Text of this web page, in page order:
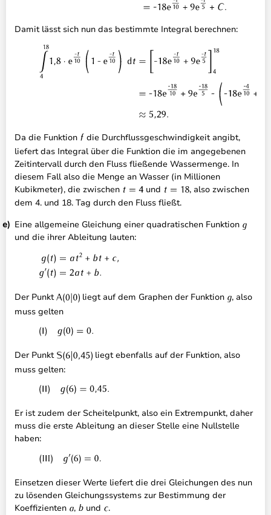
Damit lässt sich nun das bestimmte Integral berechnen:
Da die Funktion
die Durchflussgeschwindigkeit angibt,
liefert das Integral über die Funktion die im angegebenen
Zeitintervall durch den Fluss fließende Wassermenge. In
diesem Fall also die Menge an Wasser (in Millionen
Kubikmeter), die zwischen
und
, also zwischen
dem 4. und 18. Tag durch den Fluss fließt.
Eine allgemeine Gleichung einer quadratischen Funktion
und die ihrer Ableitung lauten:
Der Punkt liegt auf dem Graphen der Funktion
, also
muss gelten
Der Punkt
liegt ebenfalls auf der Funktion, also
muss gelten:
Er ist zudem der Scheitelpunkt, also ein Extrempunkt, daher
muss die erste Ableitung an dieser Stelle eine Nullstelle
haben:
Einsetzen dieser Werte liefert die drei Gleichungen des nun
zu lösenden Gleichungssystems zur Bestimmung der
Koeffizienten
, und .